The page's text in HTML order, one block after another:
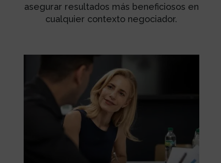
asegurar resultados más beneficiosos en
cualquier contexto negociador.